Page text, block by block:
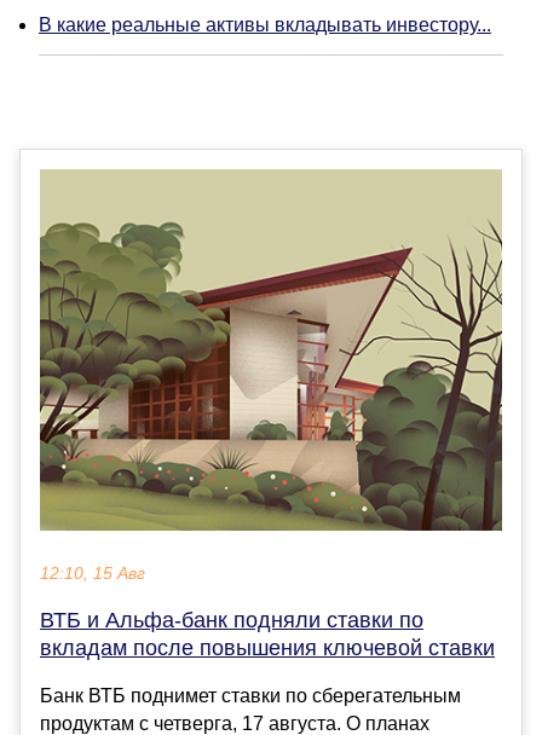
В какие реальные активы вкладывать инвестору...
12:10, 15 Авг
ВТБ и Альфа-банк подняли ставки по
вкладам после повышения ключевой ставки
Банк ВТБ поднимет ставки по сберегательным
продуктам с четверга, 17 августа. О планах